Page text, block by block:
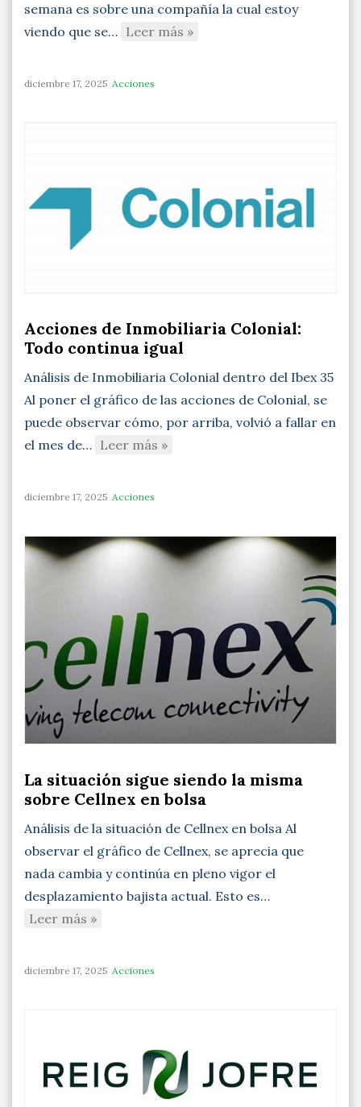
semana es sobre una compañía la cual estoy
viendo que se… Leer más »
diciembre 17, 2025 Acciones
Acciones de Inmobiliaria Colonial:
Todo continua igual
Análisis de Inmobiliaria Colonial dentro del Ibex 35
Al poner el gráfico de las acciones de Colonial, se
puede observar cómo, por arriba, volvió a fallar en
el mes de… Leer más »
diciembre 17, 2025 Acciones
La situación sigue siendo la misma
sobre Cellnex en bolsa
Análisis de la situación de Cellnex en bolsa Al
observar el gráfico de Cellnex, se aprecia que
nada cambia y continúa en pleno vigor el
desplazamiento bajista actual. Esto es…
Leer más »
diciembre 17, 2025 Acciones